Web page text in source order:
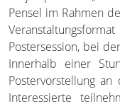
Pensel im Rahmen
Postersession, bei
Innerhalb einer
Postervorstellung
Interessierte